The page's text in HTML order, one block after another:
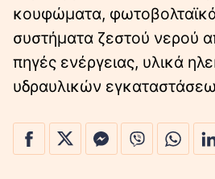
κουφώματα, φωτοβολταϊκά
συστήματα ζεστού νερού
πηγές ενέργειας, υλικά
υδραυλικών